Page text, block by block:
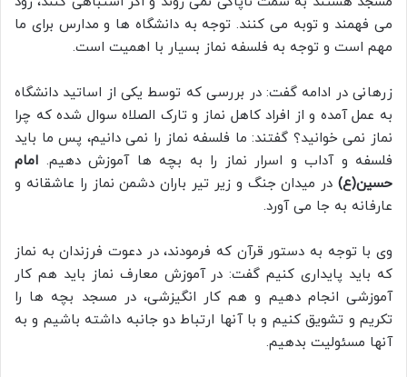
می فهمند و توبه می کنند. توجه به دانشگاه ها و مدارس برای ما
مهم است و توجه به فلسفه نماز بسیار با اهمیت است.
زرهانی در ادامه گفت: در بررسی که توسط یکی از اساتید دانشگاه
به عمل آمده و از افراد کاهل نماز و تارک الصلاه سوال شده که چرا
نماز نمی خوانید؟ گفتند: ما فلسفه نماز را نمی دانیم، پس ما باید
فلسفه و آداب و اسرار نماز را به بچه ها آموزش دهیم. امام
حسین(ع) در میدان جنگ و زیر تیر باران دشمن نماز را عاشقانه و
عارفانه به جا می آورد.
وی با توجه به دستور قرآن که فرمودند، در دعوت فرزندان به نماز
که باید پایداری کنیم گفت: در آموزش معارف نماز باید هم کار
آموزشی انجام دهیم و هم کار انگیزشی، در مسجد بچه ها را
تکریم و تشویق کنیم و با آنها ارتباط دو جانبه داشته باشیم و به
آنها مسئولیت بدهیم.